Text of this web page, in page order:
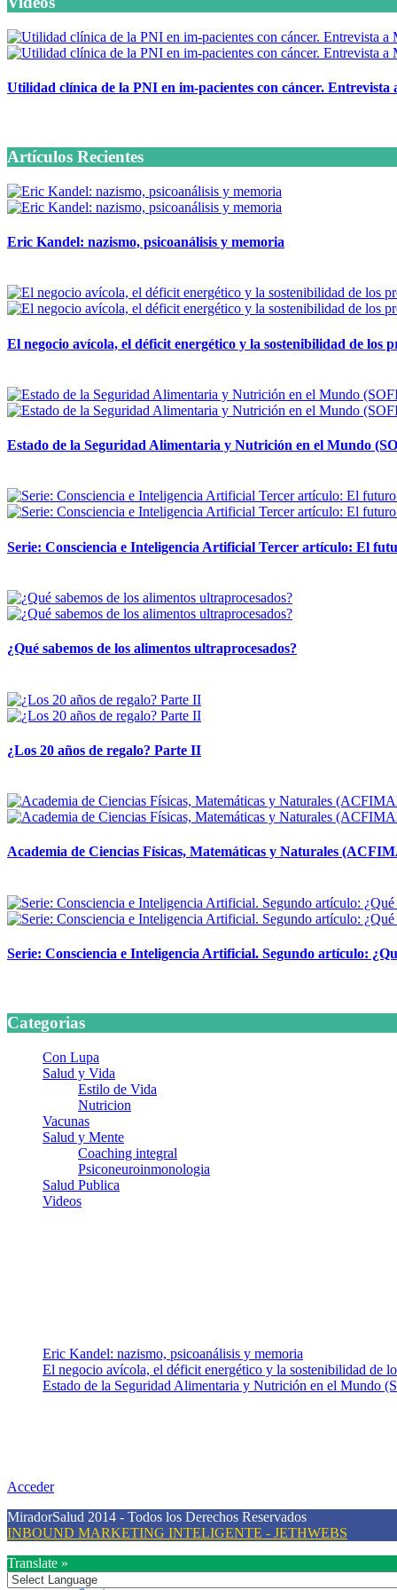
Utilidad clínica de la PNI en im-pacientes con cáncer. Entrevista
Artículos Recientes
Eric Kandel: nazismo, psicoanálisis y memoria
El negocio avícola, el déficit energético y la sostenibilidad de los
Estado de la Seguridad Alimentaria y Nutrición en el Mundo
Serie: Consciencia e Inteligencia Artificial Tercer artículo: El
¿Qué sabemos de los alimentos ultraprocesados?
¿Los 20 años de regalo? Parte II
Academia de Ciencias Físicas, Matemáticas y Naturales
Serie: Consciencia e Inteligencia Artificial. Segundo artículo:
Categorias
Con Lupa
Salud y Vida
Estilo de Vida
Nutricion
Vacunas
Salud y Mente
Coaching integral
Psiconeuroinmonologia
Salud Publica
Videos
Eric Kandel: nazismo, psicoanálisis y memoria
El negocio avícola, el déficit energético y la sostenibilidad de
Estado de la Seguridad Alimentaria y Nutrición en el Mundo
Acceder
MiradorSalud 2014 - Todos los Derechos Reservados
INBOUND MARKETING INTELIGENTE - JETHWEBS
Translate »